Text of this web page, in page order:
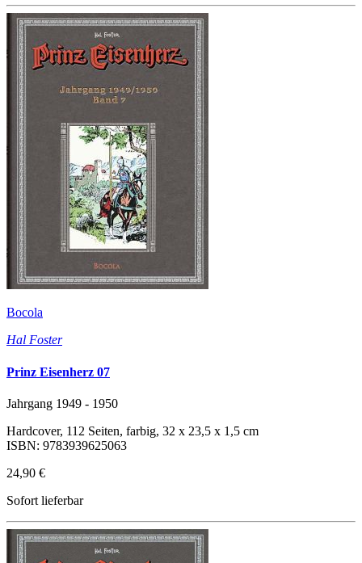
Bocola
Hal Foster
Prinz Eisenherz 07
Jahrgang 1949 - 1950
Hardcover, 112 Seiten, farbig, 32 x 23,5 x 1,5 cm
ISBN: 9783939625063
24,90 €
Sofort lieferbar